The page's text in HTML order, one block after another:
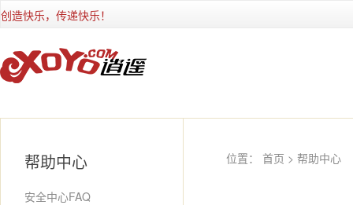
创造快乐，传递快乐！
帮助中心
安全中心FAQ
位置： 首页 > 帮助中心